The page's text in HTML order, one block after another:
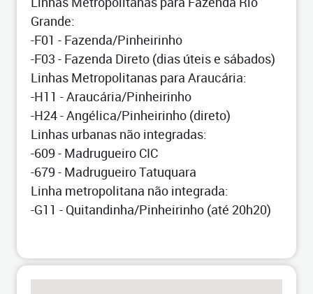
Grande:
-F01 - Fazenda/Pinheirinho
-F03 - Fazenda Direto (dias úteis e sábados)
Linhas Metropolitanas para Araucária:
-H11 - Araucária/Pinheirinho
-H24 - Angélica/Pinheirinho (direto)
Linhas urbanas não integradas:
-609 - Madrugueiro CIC
-679 - Madrugueiro Tatuquara
Linha metropolitana não integrada:
-G11 - Quitandinha/Pinheirinho (até 20h20)